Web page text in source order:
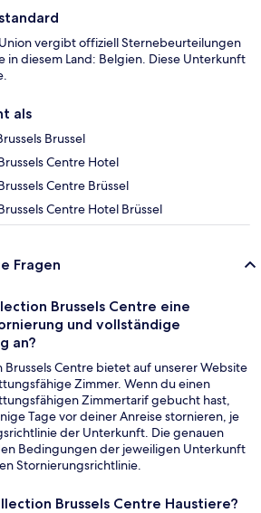
vergibt offiziell Sternebeurteilungen
in diesem Land: Belgien. Diese Unterkunft
als
Brussel
Centre Hotel
Centre Brüssel
Centre Hotel Brüssel
Fragen
Brussels Centre eine
und vollständige
an?
Brussels Centre bietet auf unserer Website
Zimmer. Wenn du einen
Zimmertarif gebucht hast,
Tage vor deiner Anreise stornieren, je
der Unterkunft. Die genauen
Bedingungen der jeweiligen Unterkunft
Stornierungsrichtlinie.
Brussels Centre Haustiere?